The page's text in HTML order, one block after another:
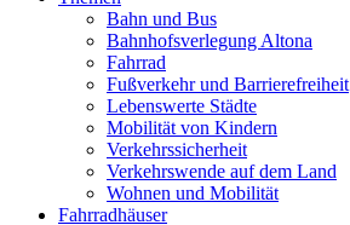
Bahn und Bus
Bahnhofsverlegung Altona
Fahrrad
Fußverkehr und Barrierefreiheit
Lebenswerte Städte
Mobilität von Kindern
Verkehrssicherheit
Verkehrswende auf dem Land
Wohnen und Mobilität
Fahrradhäuser